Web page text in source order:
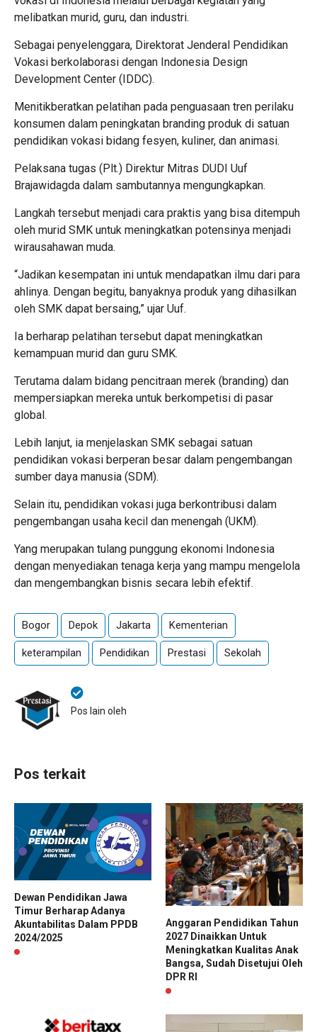
melibatkan murid, guru, dan industri.
Sebagai penyelenggara, Direktorat Jenderal Pendidikan
Vokasi berkolaborasi dengan Indonesia Design
Development Center (IDDC).
Menitikberatkan pelatihan pada penguasaan tren perilaku
konsumen dalam peningkatan branding produk di satuan
pendidikan vokasi bidang fesyen, kuliner, dan animasi.
Pelaksana tugas (Plt.) Direktur Mitras DUDI Uuf
Brajawidagda dalam sambutannya mengungkapkan.
Langkah tersebut menjadi cara praktis yang bisa ditempuh
oleh murid SMK untuk meningkatkan potensinya menjadi
wirausahawan muda.
“Jadikan kesempatan ini untuk mendapatkan ilmu dari para
ahlinya. Dengan begitu, banyaknya produk yang dihasilkan
oleh SMK dapat bersaing,” ujar Uuf.
Ia berharap pelatihan tersebut dapat meningkatkan
kemampuan murid dan guru SMK.
Terutama dalam bidang pencitraan merek (branding) dan
mempersiapkan mereka untuk berkompetisi di pasar
global.
Lebih lanjut, ia menjelaskan SMK sebagai satuan
pendidikan vokasi berperan besar dalam pengembangan
sumber daya manusia (SDM).
Selain itu, pendidikan vokasi juga berkontribusi dalam
pengembangan usaha kecil dan menengah (UKM).
Yang merupakan tulang punggung ekonomi Indonesia
dengan menyediakan tenaga kerja yang mampu mengelola
dan mengembangkan bisnis secara lebih efektif.
Bogor Depok Jakarta Kementerian
keterampilan Pendidikan Prestasi Sekolah
Pos lain oleh
Pos terkait
Dewan Pendidikan Jawa
Timur Berharap Adanya
Akuntabilitas Dalam PPDB
2024/2025
Anggaran Pendidikan Tahun
2027 Dinaikkan Untuk
Meningkatkan Kualitas Anak
Bangsa, Sudah Disetujui Oleh
DPR RI